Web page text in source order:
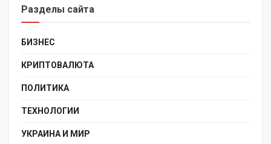
Разделы сайта
БИЗНЕС
КРИПТОВАЛЮТА
ПОЛИТИКА
ТЕХНОЛОГИИ
УКРАИНА И МИР